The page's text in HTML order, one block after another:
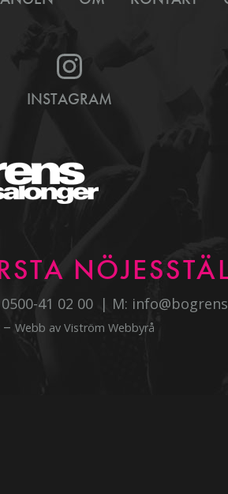
INSTAGRAM
0500-41 02 00 M:
– Webb av Viström Webbyrå